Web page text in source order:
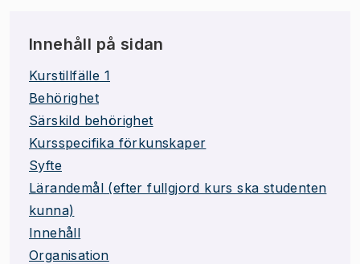
Innehåll på sidan
Kurstillfälle 1
Behörighet
Särskild behörighet
Kursspecifika förkunskaper
Syfte
Lärandemål (efter fullgjord kurs ska studenten
kunna)
Innehåll
Organisation